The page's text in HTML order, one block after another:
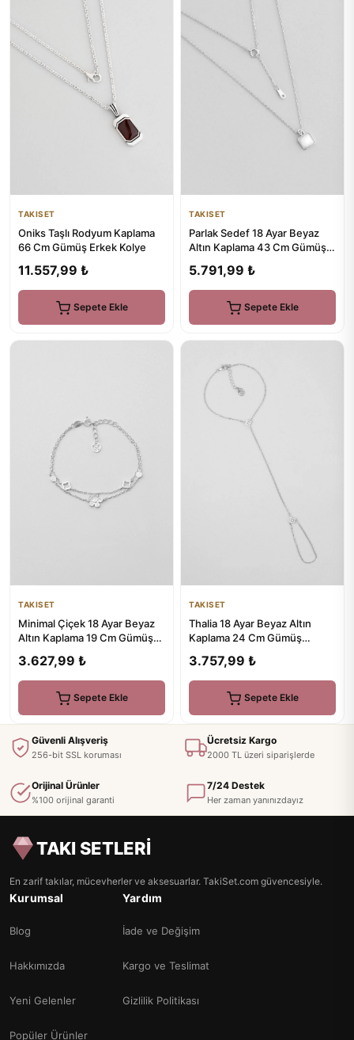
TAKISET
Oniks Taşlı Rodyum Kaplama
66 Cm Gümüş Erkek Kolye
11.557,99 ₺
Sepete Ekle
TAKISET
Parlak Sedef 18 Ayar Beyaz
Altın Kaplama 43 Cm Gümüş
5.791,99 ₺
Sepete Ekle
TAKISET
Minimal Çiçek 18 Ayar Beyaz
Altın Kaplama 19 Cm Gümüş
3.627,99 ₺
Sepete Ekle
TAKISET
Thalia 18 Ayar Beyaz Altın
Kaplama 24 Cm Gümüş
3.757,99 ₺
Sepete Ekle
Güvenli Alışveriş
256-bit SSL koruması
Ücretsiz Kargo
2000 TL üzeri siparişlerde
Orijinal Ürünler
%100 orijinal garanti
7/24 Destek
Her zaman yanınızdayız
TAKI SETLERİ
En zarif takılar, mücevherler ve aksesuarlar. TakiSet.com güvencesiyle.
Kurumsal
Blog
Hakkımızda
Yeni Gelenler
Popüler Ürünler
Yardım
İade ve Değişim
Kargo ve Teslimat
Gizlilik Politikası